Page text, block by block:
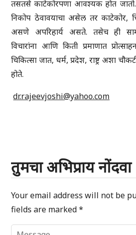
तसतसे काटेकोरपणा आवश्यक होत
निकोप ठेवावयाचा असेल तर काटेकोर,
असणे अपरिहार्य असते. तसेच ही
विचारांना आणि किती प्रमाणात
चिकित्सा जात, धर्म, प्रदेश, राष्ट्र अशा
होते.
dr.rajeevjoshi@yahoo.com
तुमचा अभिप्राय नोंदवा
Your email address will not be
fields are marked*